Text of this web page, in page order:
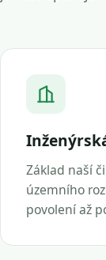
Základ naší
územního
povolení až